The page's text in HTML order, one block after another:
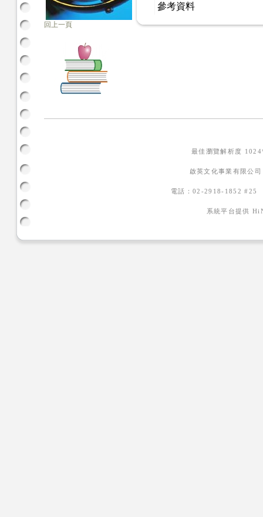
回上一頁
參考資料
最佳瀏覽解析度
啟英文化事業有限公
電話：02-2918-1852
系統平台提供